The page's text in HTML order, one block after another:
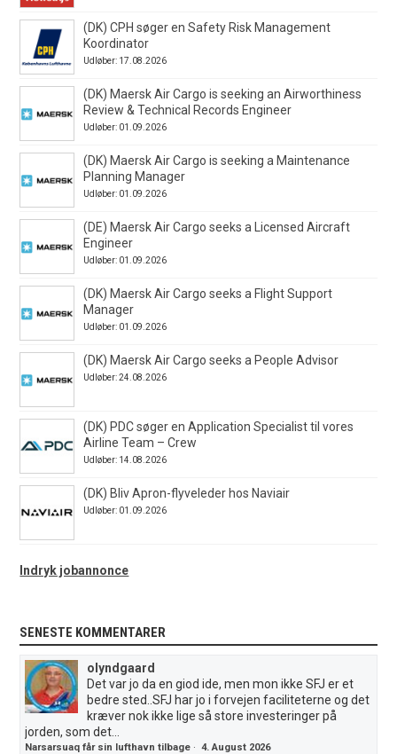
(DK) CPH søger en Safety Risk Management
Koordinator
Udløber: 17.08.2026
(DK) Maersk Air Cargo is seeking an Airworthiness
Review & Technical Records Engineer
Udløber: 01.09.2026
(DK) Maersk Air Cargo is seeking a Maintenance
Planning Manager
Udløber: 01.09.2026
(DE) Maersk Air Cargo seeks a Licensed Aircraft
Engineer
Udløber: 01.09.2026
(DK) Maersk Air Cargo seeks a Flight Support
Manager
Udløber: 01.09.2026
(DK) Maersk Air Cargo seeks a People Advisor
Udløber: 24.08.2026
(DK) PDC søger en Application Specialist til vores
Airline Team – Crew
Udløber: 14.08.2026
(DK) Bliv Apron-flyveleder hos Naviair
Udløber: 01.09.2026
Indryk jobannonce
SENESTE KOMMENTARER
olyndgaard
Det var jo da en giod ide, men mon ikke SFJ er et
bedre sted..SFJ har jo i forvejen faciliteterne og det
kræver nok ikke lige så store investeringer på
jorden, som det...
Narsarsuaq får sin lufthavn tilbage ·4. August 2026